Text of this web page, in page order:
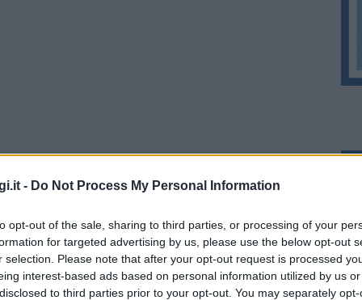
- Do Not Process My Personal Information
opt-out of the sale, sharing to third parties, or processing of your
for targeted advertising by us, please use the below opt-out
selection. Please note that after your opt-out request is processed
interest-based ads based on personal information utilized by us
to third parties prior to your opt-out. You may separately
È l’immenso deserto dove l’uomo non è
accanto a sé”
Valle della Luna e Capo Testa per iniziare